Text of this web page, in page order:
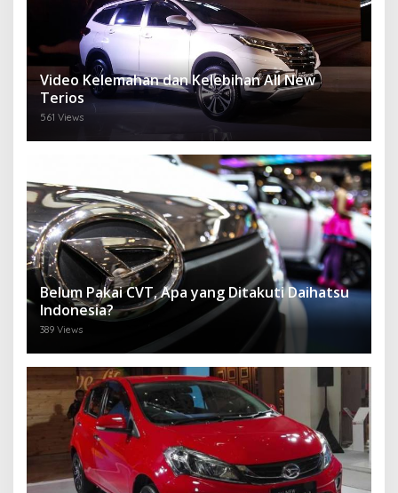
Video Kelemahan dan Kelebihan All New
Terios
561 Views
Belum Pakai CVT, Apa yang Ditakuti Daihatsu
Indonesia?
389 Views